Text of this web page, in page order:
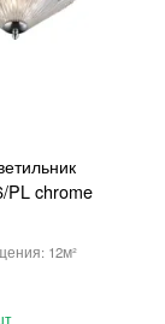
PL chrome
12